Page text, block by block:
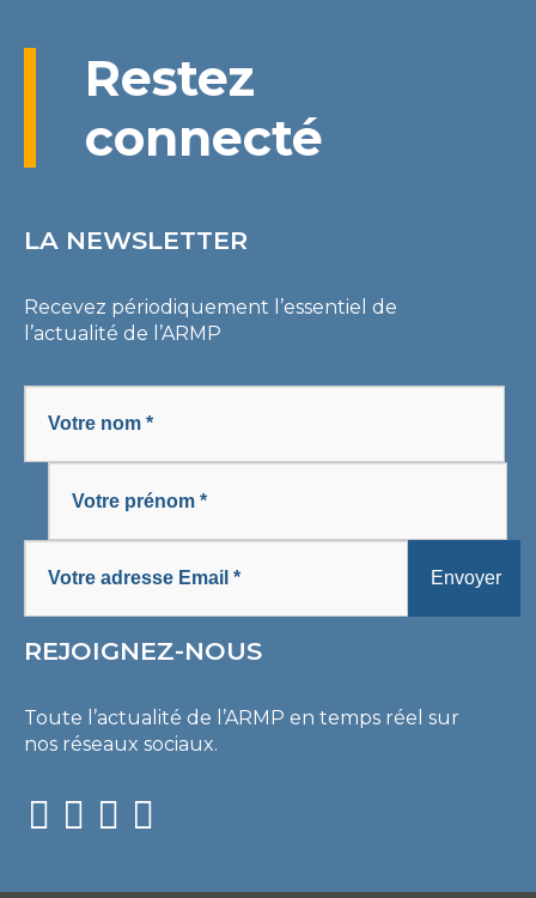
Restez
connecté
LA NEWSLETTER
Recevez périodiquement l’essentiel de
l’actualité de l’ARMP
REJOIGNEZ-NOUS
Toute l’actualité de l’ARMP en temps réel sur
nos réseaux sociaux.